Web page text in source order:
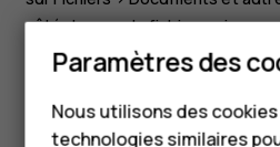
Smartphones
Téléphones
côté du nom du fichier, puis
carte SD.
Paramètres des
Nous utilisons des
technologies similaires